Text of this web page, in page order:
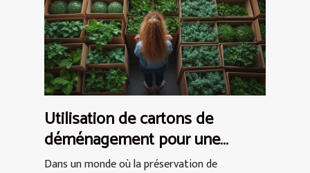
Utilisation de cartons de
déménagement pour une
installation écologique
Dans un monde où la préservation de